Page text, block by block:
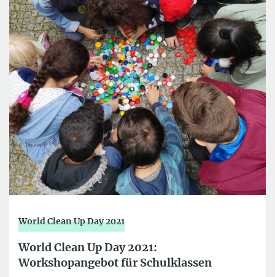
World Clean Up Day 2021
World Clean Up Day 2021:
Workshopangebot für Schulklassen